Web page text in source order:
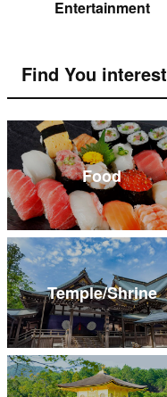
Entertainment
Find You interest
Food
Temple/Shrine